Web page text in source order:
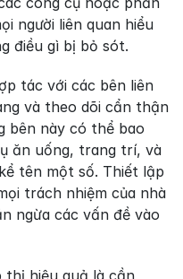
người liên quan hiểu
điều gì bị bỏ sót.
tác với các bên liên
và theo dõi cẩn thận
bên này có thể bao
ăn uống, trang trí, và
tên một số. Thiết lập
trách nhiệm của nhà
ngừa các vấn đề vào
thị hiệu quả là cần